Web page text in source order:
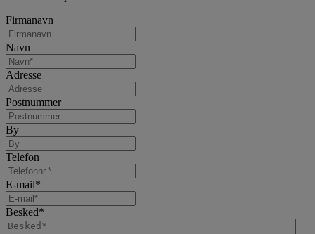
Firmanavn
Navn
Adresse
Postnummer
By
Telefon
E-mail*
Besked*